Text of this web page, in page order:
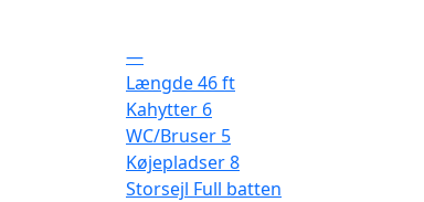
—
Længde46 ft
Kahytter 6
WC/Bruser 5
Køjepladser8
Storsejl Full batten